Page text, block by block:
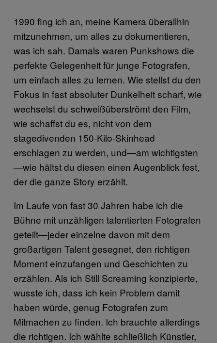
1990 fing ich an, meine Kamera überallhin
mitzunehmen, um alles zu dokumentieren,
was ich sah. Damals waren Punkshows die
perfekte Gelegenheit für junge Fotografen,
um einfach alles zu lernen. Wie stellst du den
Fokus in fast absoluter Dunkelheit scharf, wie
wechselst du schweißüberströmt den Film,
wie schaffst du es, nicht von dem
stagedivenden 150-Kilo-Skinhead
erschlagen zu werden, und—am wichtigsten
—wie hältst du diesen einen Augenblick fest,
der die ganze Story erzählt.
Im Laufe von fast 30 Jahren habe ich die
Bühne mit unzähligen talentierten Fotografen
geteilt—jeder einzelne davon mit dem
großartigen Talent gesegnet, den richtigen
Moment einzufangen und Geschichten zu
erzählen. Als ich Still Screaming konzipierte,
wusste ich, dass ich kein Problem damit
haben würde, genug Fotografen zum
Mitmachen zu finden. Ich brauchte allerdings
die richtigen. Ich wählte schließlich Künstler,